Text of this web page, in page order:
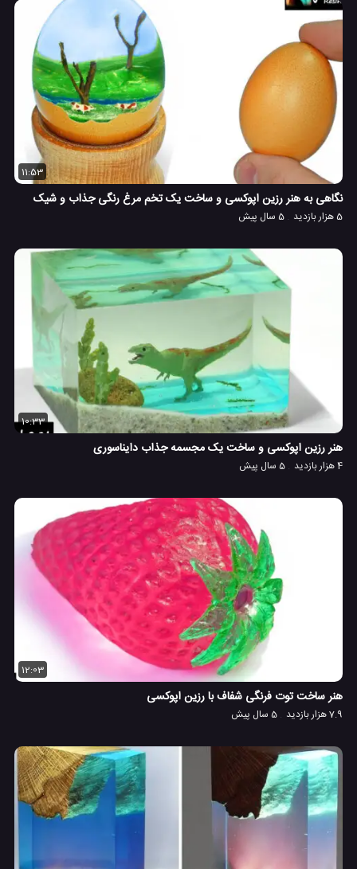
11:53
نگاهی به هنر رزین اپوکسی و ساخت یک تخم مرغ رنگی جذاب و شیک
5 هزار بازدید 5 سال پیش
10:33
هنر رزین اپوکسی و ساخت یک مجسمه جذاب دایناسوری
4 هزار بازدید 5 سال پیش
12:03
هنر ساخت توت فرنگی شفاف با رزین اپوکسی
7.9 هزار بازدید 5 سال پیش